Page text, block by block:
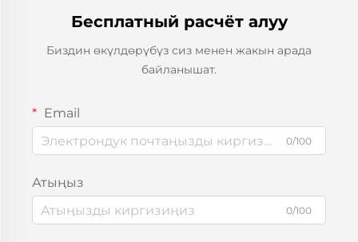
Бесплатный расчёт алуу
Биздин өкүлдөрүбүз сиз менен жакын арада
байланышат.
Email
0/100
Атыңыз
0/100